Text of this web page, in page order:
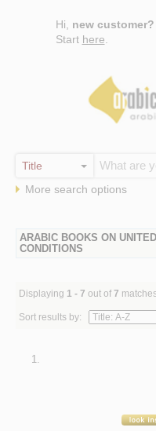
Hi, new customer?
Start here
More search options
ARABIC BOOKS ON
CONDITIONS
Displaying 1 - 7 out of 7
Sort results by:
1.